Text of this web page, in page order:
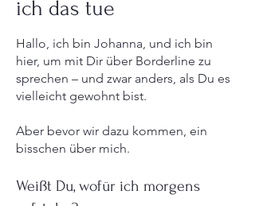
ich das tue
Hallo, ich bin Johanna, und ich bin
hier, um mit Dir über Borderline zu
sprechen – und zwar anders, als Du es
vielleicht gewohnt bist.
Aber bevor wir dazu kommen, ein
bisschen über mich.
Weißt Du, wofür ich morgens